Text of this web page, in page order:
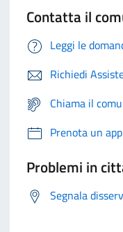
Contatta il
Leggi le
Richiedi
Chiama il
Prenota un
Problemi in
Segnala